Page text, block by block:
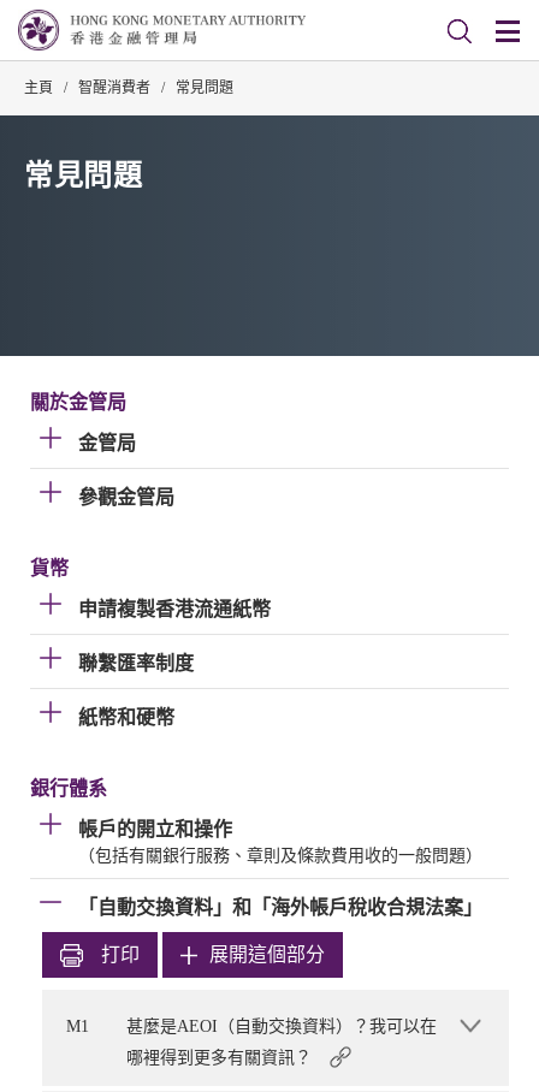
主頁 / 智醒消費者 / 常見問題
常見問題
關於金管局
金管局
參觀金管局
貨幣
申請複製香港流通紙幣
聯繫匯率制度
紙幣和硬幣
銀行體系
帳戶的開立和操作
（包括有關銀行服務、章則及條款費用收的一般問題）
「自動交換資料」和「海外帳戶稅收合規法案」
打印 展開這個部分
M1
甚麼是AEOI（自動交換資料）？我可以在
哪裡得到更多有關資訊？